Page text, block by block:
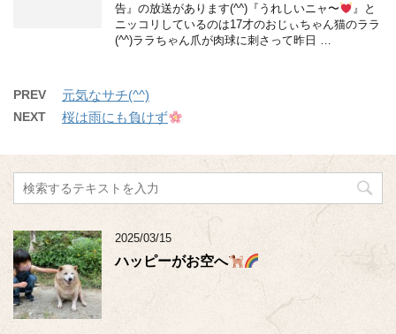
告』の放送があります(^^)『うれしいニャ〜
』と
ニッコリしているのは17才のおじぃちゃん猫のララ
(^^)ララちゃん爪が肉球に刺さって昨日 …
PREV 元気なサチ(^^)
NEXT 桜は雨にも負けず
2025/03/15
ハッピーがお空へ